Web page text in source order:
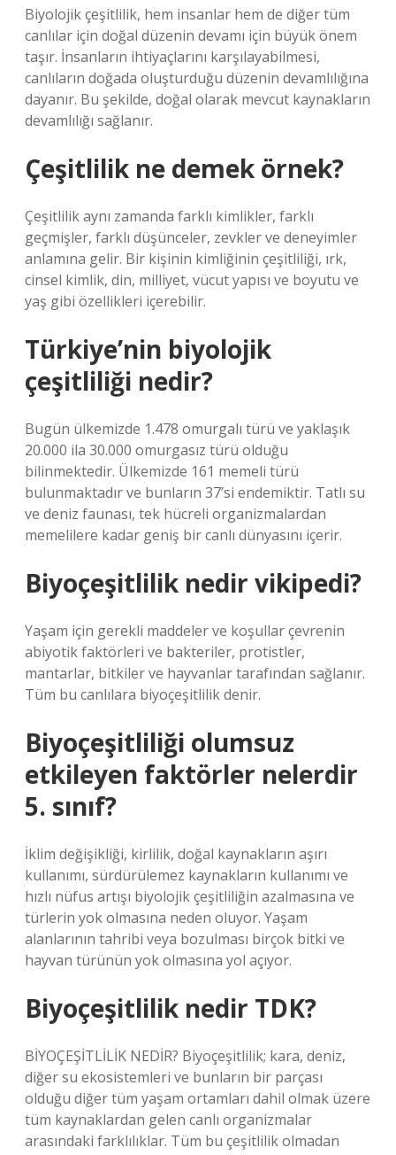
Biyolojik çeşitlilik, hem insanlar hem de diğer tüm
canlılar için doğal düzenin devamı için büyük önem
taşır. İnsanların ihtiyaçlarını karşılayabilmesi,
canlıların doğada oluşturduğu düzenin devamlılığına
dayanır. Bu şekilde, doğal olarak mevcut kaynakların
devamlılığı sağlanır.
Çeşitlilik ne demek örnek?
Çeşitlilik aynı zamanda farklı kimlikler, farklı
geçmişler, farklı düşünceler, zevkler ve deneyimler
anlamına gelir. Bir kişinin kimliğinin çeşitliliği, ırk,
cinsel kimlik, din, milliyet, vücut yapısı ve boyutu ve
yaş gibi özellikleri içerebilir.
Türkiye’nin biyolojik
çeşitliliği nedir?
Bugün ülkemizde 1.478 omurgalı türü ve yaklaşık
20.000 ila 30.000 omurgasız türü olduğu
bilinmektedir. Ülkemizde 161 memeli türü
bulunmaktadır ve bunların 37’si endemiktir. Tatlı su
ve deniz faunası, tek hücreli organizmalardan
memelilere kadar geniş bir canlı dünyasını içerir.
Biyoçeşitlilik nedir vikipedi?
Yaşam için gerekli maddeler ve koşullar çevrenin
abiyotik faktörleri ve bakteriler, protistler,
mantarlar, bitkiler ve hayvanlar tarafından sağlanır.
Tüm bu canlılara biyoçeşitlilik denir.
Biyoçeşitliliği olumsuz
etkileyen faktörler nelerdir
5. sınıf?
İklim değişikliği, kirlilik, doğal kaynakların aşırı
kullanımı, sürdürülemez kaynakların kullanımı ve
hızlı nüfus artışı biyolojik çeşitliliğin azalmasına ve
türlerin yok olmasına neden oluyor. Yaşam
alanlarının tahribi veya bozulması birçok bitki ve
hayvan türünün yok olmasına yol açıyor.
Biyoçeşitlilik nedir TDK?
BİYOÇEŞİTLİLİK NEDİR? Biyoçeşitlilik; kara, deniz,
diğer su ekosistemleri ve bunların bir parçası
olduğu diğer tüm yaşam ortamları dahil olmak üzere
tüm kaynaklardan gelen canlı organizmalar
arasındaki farklılıklar. Tüm bu çeşitlilik olmadan